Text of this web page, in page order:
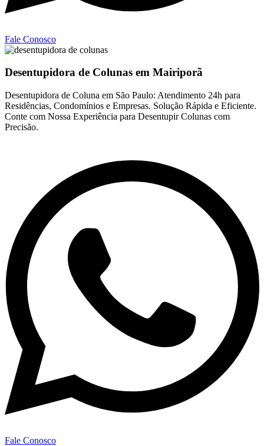
Fale Conosco
Desentupidora de Colunas em Mairiporã
Desentupidora de Coluna em São Paulo: Atendimento 24h para
Residências, Condomínios e Empresas. Solução Rápida e Eficiente.
Conte com Nossa Experiência para Desentupir Colunas com
Precisão.
Fale Conosco